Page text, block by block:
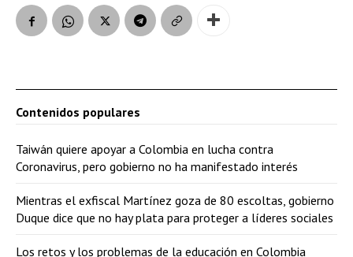
Contenidos populares
Taiwán quiere apoyar a Colombia en lucha contra
Coronavirus, pero gobierno no ha manifestado interés
Mientras el exfiscal Martínez goza de 80 escoltas, gobierno
Duque dice que no hay plata para proteger a líderes sociales
Los retos y los problemas de la educación en Colombia